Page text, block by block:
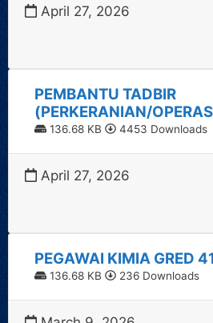
April 27, 2026
PEMBANTU TADBIR
(PERKERANIAN/
136.68 KB 4453 Downloads
April 27, 2026
PEGAWAI KIMIA GRED 41
136.68 KB 236 Downloads